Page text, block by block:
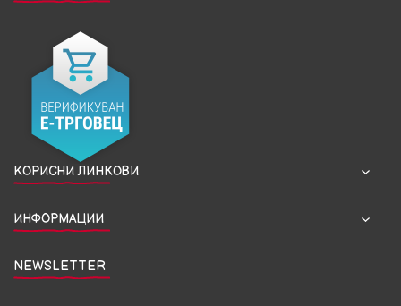
КОРИСНИ ЛИНКОВИ
ИНФОРМАЦИИ
NEWSLETTER